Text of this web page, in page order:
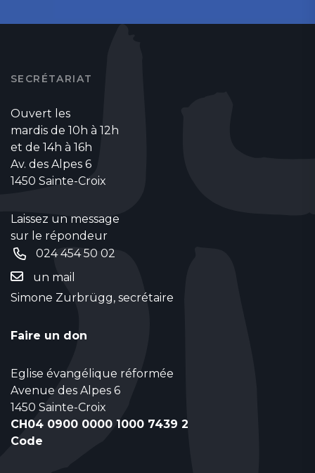
SECRÉTARIAT
Ouvert les
mardis de 10h à 12h
et de 14h à 16h
Av. des Alpes 6
1450 Sainte-Croix
Laissez un message
sur le répondeur
024 454 50 02
un mail
Simone Zurbrügg, secrétaire
Faire un don
Eglise évangélique réformée
Avenue des Alpes 6
1450 Sainte-Croix
CH04 0900 0000 1000 7439 2
Code